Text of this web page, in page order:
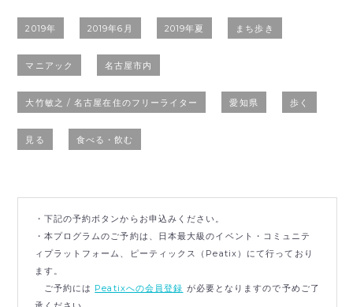
2019年 2019年6月 2019年夏 まち歩き
マニアック 名古屋市内
大竹敏之 / 名古屋在住のフリーライター 愛知県 歩く
見る 食べる・飲む
・下記の予約ボタンからお申込みください。
・本プログラムのご予約は、日本最大級のイベント・コミュニテ
ィプラットフォーム、ピーティックス（Peatix）にて行っており
ます。
ご予約には Peatixへの会員登録 が必要となりますので予めご了